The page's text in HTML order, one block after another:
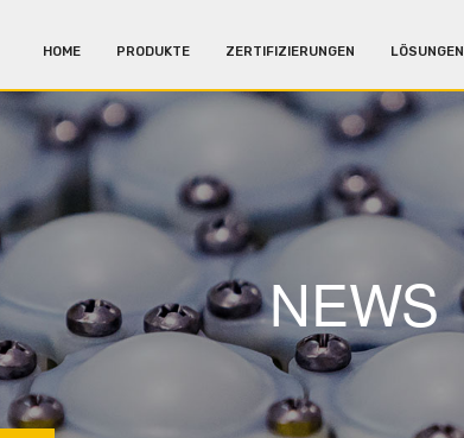
HOME PRODUKTE ZERTIFIZIERUNGEN LÖSUNGEN
NEWS